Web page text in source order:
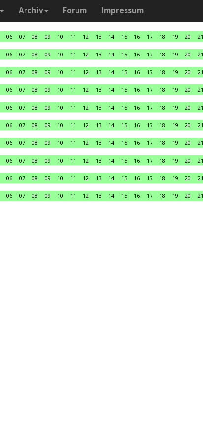
Archiv Forum Impressum
06 07 08 09 10 11 12 13 14 15 16 17 18 19 20 21
06 07 08 09 10 11 12 13 14 15 16 17 18 19 20 21
06 07 08 09 10 11 12 13 14 15 16 17 18 19 20 21
06 07 08 09 10 11 12 13 14 15 16 17 18 19 20 21
06 07 08 09 10 11 12 13 14 15 16 17 18 19 20 21
06 07 08 09 10 11 12 13 14 15 16 17 18 19 20 21
06 07 08 09 10 11 12 13 14 15 16 17 18 19 20 21
06 07 08 09 10 11 12 13 14 15 16 17 18 19 20 21
06 07 08 09 10 11 12 13 14 15 16 17 18 19 20 21
06 07 08 09 10 11 12 13 14 15 16 17 18 19 20 21